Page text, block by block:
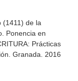
(1411) de la
Ponencia en
Prácticas
Granada. 2016